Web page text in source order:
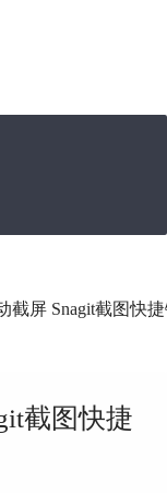
截屏 Snagit截图快
截图快捷